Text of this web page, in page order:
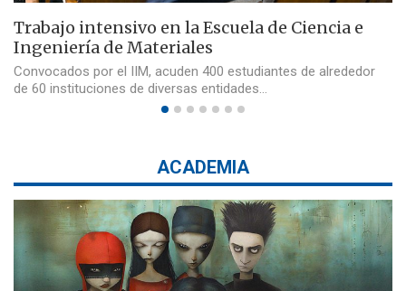
Trabajo intensivo en la Escuela de Ciencia e
Ingeniería de Materiales
Convocados por el IIM, acuden 400 estudiantes de alrededor
de 60 instituciones de diversas entidades…
ACADEMIA